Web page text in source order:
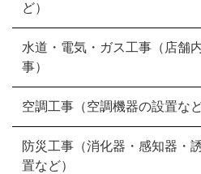
ど）
水道・電気・ガス工事（店舗
事）
空調工事（空調機器の設置など
防災工事（消化器・感知器・
置など）